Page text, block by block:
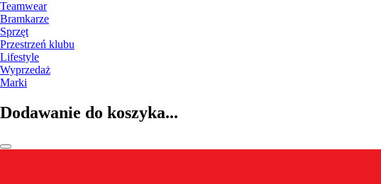
Teamwear
Bramkarze
Sprzęt
Przestrzeń klubu
Lifestyle
Wyprzedaż
Marki
Dodawanie do koszyka...